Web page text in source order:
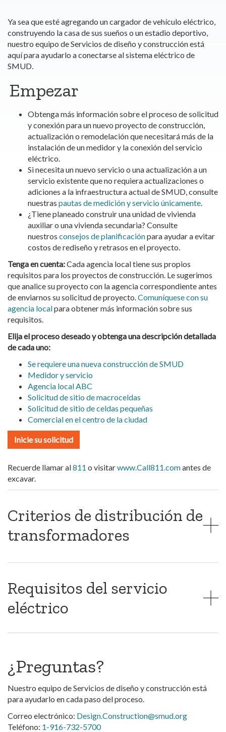
Ya sea que esté agregando un cargador de vehículo eléctrico,
construyendo la casa de sus sueños o un estadio deportivo,
nuestro equipo de Servicios de diseño y construcción está
aquí para ayudarlo a conectarse al sistema eléctrico de
SMUD.
Empezar
Obtenga más información sobre el proceso de solicitud
y conexión para un nuevo proyecto de construcción,
actualización o remodelación que necesitará más de la
instalación de un medidor y la conexión del servicio
eléctrico.
Si necesita un nuevo servicio o una actualización a un
servicio existente que no requiera actualizaciones o
adiciones a la infraestructura actual de SMUD, consulte
nuestras pautas de medición y servicio únicamente.
¿Tiene planeado construir una unidad de vivienda
auxiliar o una vivienda secundaria? Consulte
nuestros consejos de planificaciónpara ayudar a evitar
costos de rediseño y retrasos en el proyecto.
Tenga en cuenta:Cada agencia local tiene sus propios
requisitos para los proyectos de construcción. Le sugerimos
que analice su proyecto con la agencia correspondiente antes
de enviarnos su solicitud de proyecto.Comuníquese con su
agencia localpara obtener más información sobre sus
requisitos.
Elija el proceso deseado y obtenga una descripción detallada
de cada uno:
Se requiere una nueva construcción de SMUD
Medidor y servicio
Agencia local ABC
Solicitud de sitio de macroceldas
Solicitud de sitio de celdas pequeñas
Comercial en el centro de la ciudad
Inicie su solicitud
Recuerde llamar al811 o visitarwww.Call811.comantes de
excavar.
Criterios de distribución de
transformadores
Requisitos del servicio
eléctrico
¿Preguntas?
Nuestro equipo de Servicios de diseño y construcción está
para ayudarlo en cada paso del proceso.
Correo electrónico: Design.Construction@smud.org
Teléfono: 1-916-732-5700